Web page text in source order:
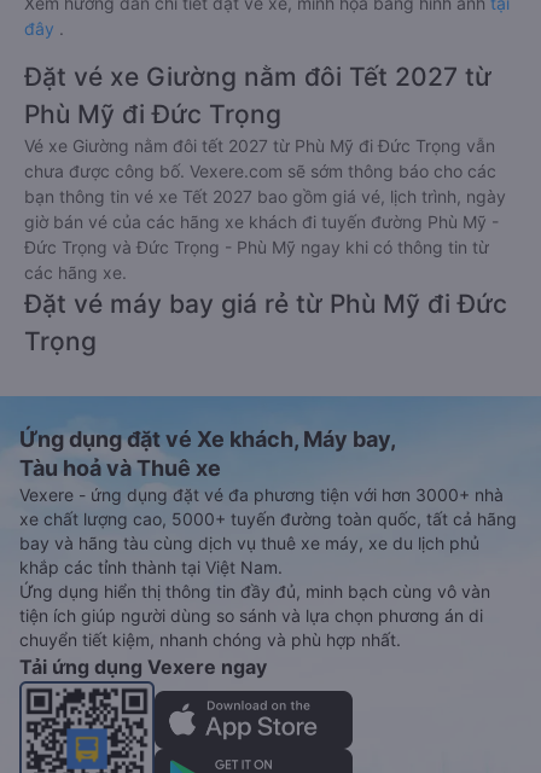
đây .
Đặt vé xe Giường nằm đôi Tết 2027 từ
Phù Mỹ đi Đức Trọng
Vé xe Giường nằm đôi tết 2027 từ Phù Mỹ đi Đức Trọng vẫn
chưa được công bố. Vexere.com sẽ sớm thông báo cho các
bạn thông tin vé xe Tết 2027 bao gồm giá vé, lịch trình, ngày
giờ bán vé của các hãng xe khách đi tuyến đường Phù Mỹ -
Đức Trọng và Đức Trọng - Phù Mỹ ngay khi có thông tin từ
các hãng xe.
Đặt vé máy bay giá rẻ từ Phù Mỹ đi Đức
Trọng
Ứng dụng đặt vé Xe khách, Máy bay,
Tàu hoả và Thuê xe
Vexere - ứng dụng đặt vé đa phương tiện với hơn 3000+ nhà
xe chất lượng cao, 5000+ tuyến đường toàn quốc, tất cả hãng
bay và hãng tàu cùng dịch vụ thuê xe máy, xe du lịch phủ
khắp các tỉnh thành tại Việt Nam.
Ứng dụng hiển thị thông tin đầy đủ, minh bạch cùng vô vàn
tiện ích giúp người dùng so sánh và lựa chọn phương án di
chuyển tiết kiệm, nhanh chóng và phù hợp nhất.
Tải ứng dụng Vexere ngay